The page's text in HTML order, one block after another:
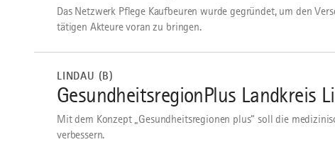
Das Netzwerk Pflege Kaufbeuren wurde gegründet, um den
tätigen Akteure voran zu bringen.
LINDAU (B)
GesundheitsregionPlus Landkreis
Mit dem Konzept „Gesundheitsregionen plus“ soll die
verbessern.